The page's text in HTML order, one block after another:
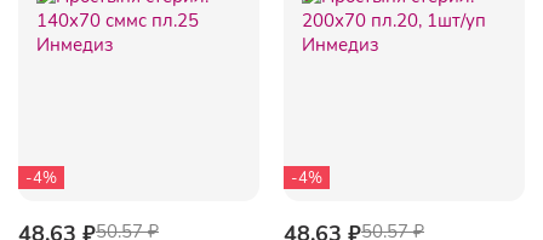
-4%
48.63 ₽50.57 ₽
-4%
48.63 ₽50.57 ₽